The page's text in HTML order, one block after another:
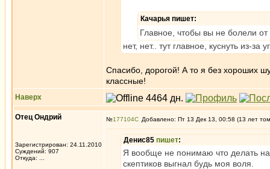
Качарья пишет:
Главное, чтобы вы не болели от
нет, нет.. тут главное, куснуть из-
Спасибо, дорогой! А то я без хороших
классные!
Наверх
Отец Ондрий
Зарегистрирован: 24.11.2010
Суждений: 907
Откуда: ...
№177104 Добавлено: Пт 13 Дек 13, 00:58 (13 лет
Денис85 пишет:
Я вообще не понимаю что делать
скептиков выгнал будь моя воля.